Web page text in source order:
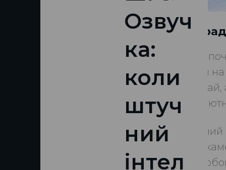
Озвуч
ка:
коли
штуч
ний
інтел
5
Театр
дубля на
у
Ведучий
над